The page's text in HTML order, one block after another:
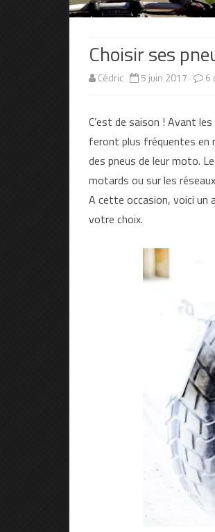
Choisir ses
Cédric 5 juin 2017 6
C’est de saison ! Avant
feront plus fréquentes en
des pneus de leur moto.
motards ou sur les
A cette occasion, voici un
votre choix.